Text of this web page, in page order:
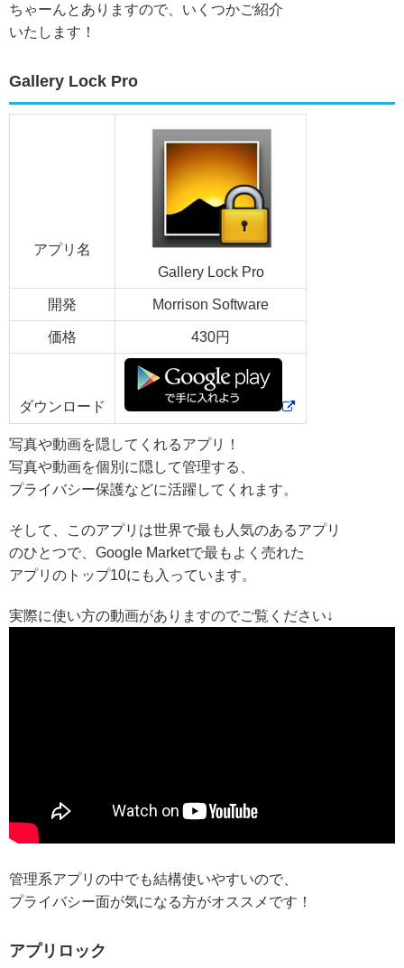
ちゃーんとありますので、いくつかご紹介
いたします！
Gallery Lock Pro
アプリ名
Gallery Lock Pro
開発 Morrison Software
価格 430円
ダウンロード
写真や動画を隠してくれるアプリ！
写真や動画を個別に隠して管理する、
プライバシー保護などに活躍してくれます。
そして、このアプリは世界で最も人気のあるアプリ
のひとつで、Google Marketで最もよく売れた
アプリのトップ10にも入っています。
実際に使い方の動画がありますのでご覧ください↓
管理系アプリの中でも結構使いやすいので、
プライバシー面が気になる方がオススメです！
アプリロック